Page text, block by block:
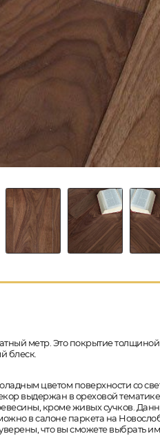
метр. Это покрытие
блеск.
цветом поверхности со
выдержан в ореховой
кроме живых сучков.
в салоне паркета на
что вы сможете выбрать